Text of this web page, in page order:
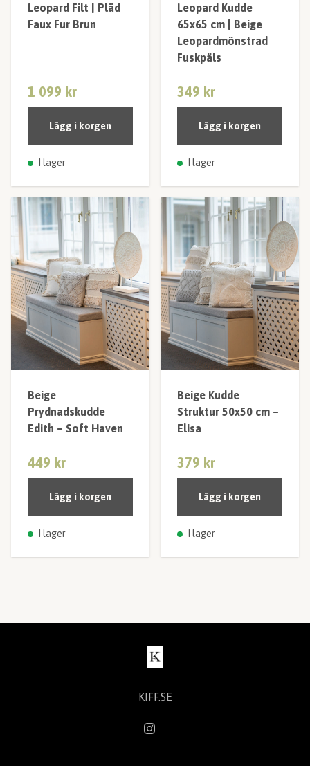
Leopard Filt | Pläd
Faux Fur Brun
1 099 kr
Lägg i korgen
I lager
Leopard Kudde
65x65 cm | Beige
Leopardmönstrad
Fuskpäls
349 kr
Lägg i korgen
I lager
Beige
Prydnadskudde
Edith – Soft Haven
449 kr
Lägg i korgen
I lager
Beige Kudde
Struktur 50x50 cm –
Elisa
379 kr
Lägg i korgen
I lager
KIFF.SE